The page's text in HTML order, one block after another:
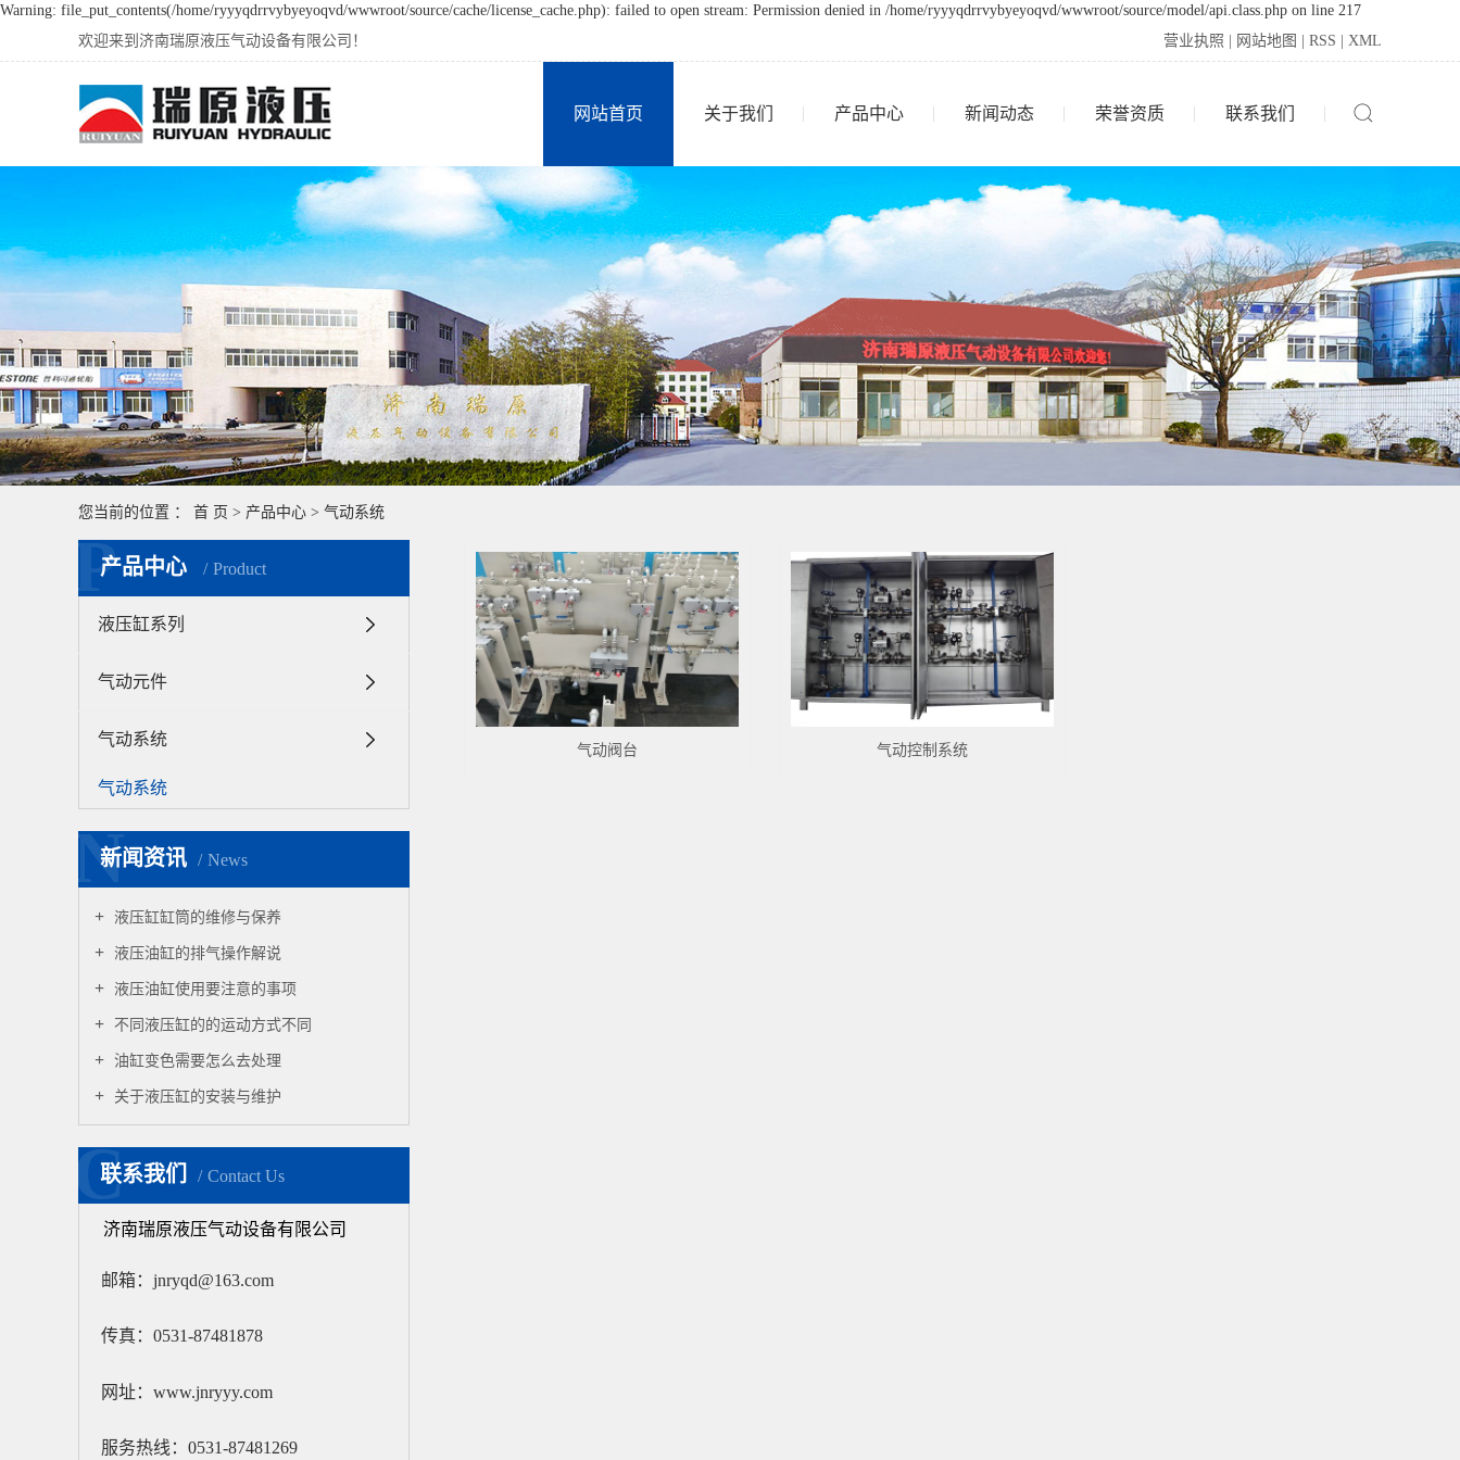
Warning: file_put_contents(/home/ryyyqdrrvybyeyoqvd/wwwroot/source/cache/license_cache.php): failed to open stream: Permission denied in /home/ryyyqdrrvybyeyoqvd/wwwroot/source/model/api.class.php on line 217
欢迎来到济南瑞原液压气动设备有限公司！
营业执照 网站地图 RSS XML
网站首页 关于我们 产品中心 新闻动态 荣誉资质 联系我们
您当前的位置 ： 首 页 > 产品中心 > 气动系统
产品中心 Product
P
液压缸系列
气动元件
气动系统
气动系统
新闻资讯 News
N
液压缸缸筒的维修与保养
液压油缸的排气操作解说
液压油缸使用要注意的事项
不同液压缸的的运动方式不同
油缸变色需要怎么去处理
关于液压缸的安装与维护
联系我们 Contact Us
C
济南瑞原液压气动设备有限公司
邮箱：jnryqd@163.com
传真：0531-87481878
网址：www.jnryyy.com
服务热线：0531-87481269
气动阀台 气动控制系统